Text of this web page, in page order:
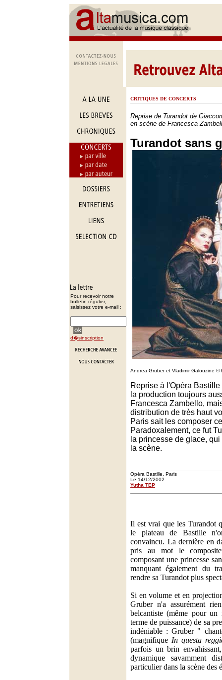
Pour recevoir notre
bulletin régulier,
saisissez votre e-mail :
d�sinscription
CRITIQUES DE CONCERTS
Reprise de Turandot de
en scène de Francesca
Turandot sans
Andrea Gruber et Vladimir Galouzine ©
Reprise à l'Opéra
la production toujours
Francesca Zambello,
distribution de très haut
Paris sait les composer
Paradoxalement, ce fut
la princesse de glace,
la scène.
Opéra Bastille, Paris
Le 14/12/2002
Yutha TEP
Il est vrai que les Turandot
le plateau de Bastille
convaincu. La dernière en
pris au mot le
composant une princesse
manquant également du
rendre sa Turandot plus
Si en volume et en
Gruber n'a assurément
belcantiste (même pour un
terme de puissance) de sa
indéniable : Gruber "
(magnifique In questa
parfois un brin
dynamique savamment
particulier dans la scène des